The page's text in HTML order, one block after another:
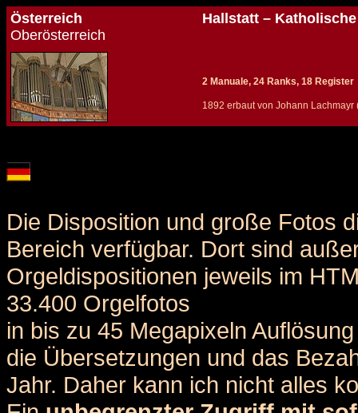
Österreich
Oberösterreich
Hallstatt –
2 Manuale, 24 Ranks, 18 Register
1892 erbaut von Johann Lachmayr
Die Disposition und große Fotos
Bereich verfügbar. Dort sind
Orgeldispositionen jeweils im
33.400 Orgelfotos
in bis zu 45 Megapixeln
die Übersetzungen und das
Jahr. Daher kann ich nicht alles